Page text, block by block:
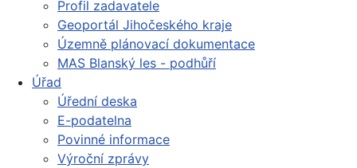
Profil zadavatele
Geoportál Jihočeského kraje
Územně plánovací dokumentace
MAS Blanský les - podhůří
Úřad
Úřední deska
E-podatelna
Povinné informace
Výroční zprávy